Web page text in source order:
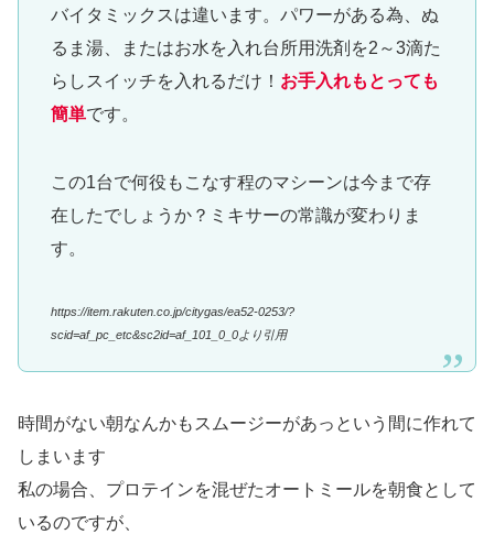
バイタミックスは違います。パワーがある為、ぬ
るま湯、またはお水を入れ台所用洗剤を2～3滴た
らしスイッチを入れるだけ！ お手入れもとっても
簡単です。
この1台で何役もこなす程のマシーンは今まで存
在したでしょうか？ミキサーの常識が変わりま
す。
https://item.rakuten.co.jp/citygas/ea52-0253/?
scid=af_pc_etc&sc2id=af_101_0_0より引用
時間がない朝なんかもスムージーがあっという間に作れて
しまいます
私の場合、プロテインを混ぜたオートミールを朝食として
いるのですが、